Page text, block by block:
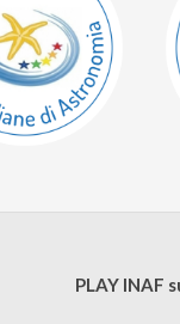
PLAY INAF